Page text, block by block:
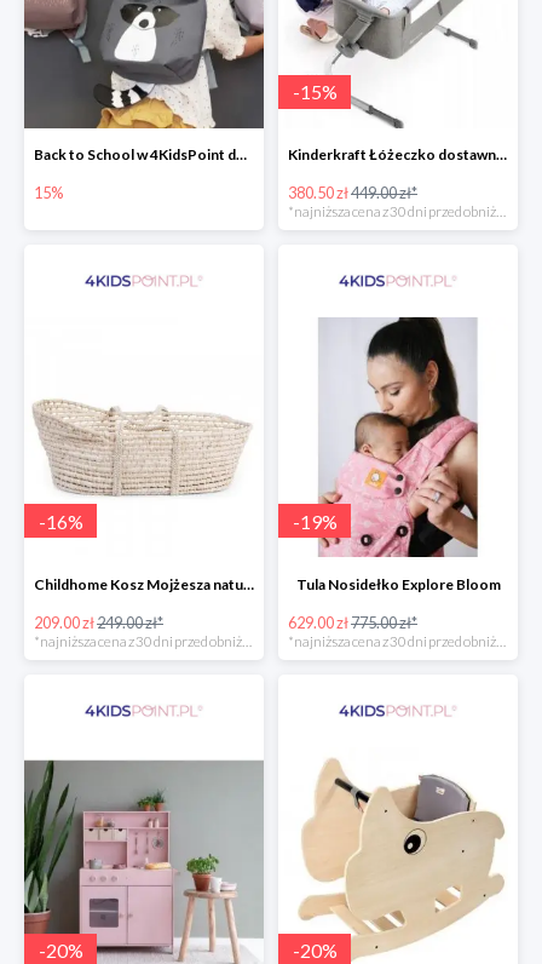
Back to School w 4KidsPoint do -15%
15%
-15%
Kinderkraft Łóżeczko dostawne aluminiowe Uno 2w1
380.50 zł449.00 zł*
*najniższa cena z 30 dni przed obniżką
-16%
Childhome Kosz Mojżesza natural
209.00 zł249.00 zł*
-19%
Tula Nosidełko Explore Bloom
629.00 zł775.00 zł*
-20% -20%